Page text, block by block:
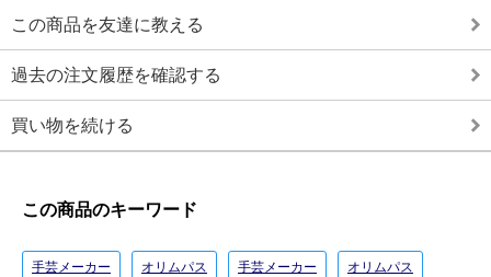
この商品を友達に教える
過去の注文履歴を確認する
買い物を続ける
この商品のキーワード
手芸メーカー オリムパス 手芸メーカー オリムパス